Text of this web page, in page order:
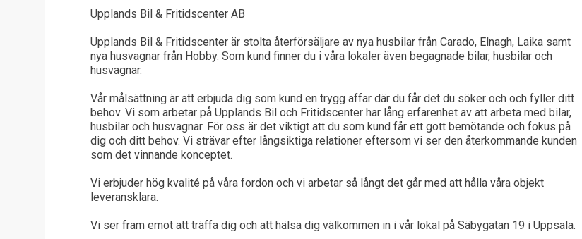
Upplands Bil & Fritidscenter AB
Upplands Bil & Fritidscenter är stolta återförsäljare av nya husbilar från Carado, Elnagh, Laika samt
nya husvagnar från Hobby. Som kund finner du i våra lokaler även begagnade bilar, husbilar och
husvagnar.
Vår målsättning är att erbjuda dig som kund en trygg affär där du får det du söker och och fyller ditt
behov. Vi som arbetar på Upplands Bil och Fritidscenter har lång erfarenhet av att arbeta med bilar,
husbilar och husvagnar. För oss är det viktigt att du som kund får ett gott bemötande och fokus på
dig och ditt behov. Vi strävar efter långsiktiga relationer eftersom vi ser den återkommande kunden
som det vinnande konceptet.
Vi erbjuder hög kvalité på våra fordon och vi arbetar så långt det går med att hålla våra objekt
leveransklara.
Vi ser fram emot att träffa dig och att hälsa dig välkommen in i vår lokal på Säbygatan 19 i Uppsala.